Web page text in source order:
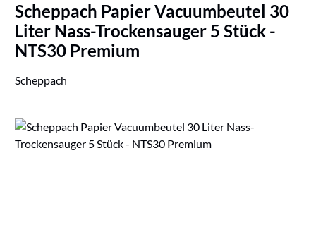
Scheppach Papier Vacuumbeutel 30
Liter Nass-Trockensauger 5 Stück -
NTS30 Premium
Scheppach
Bildergalerie überspringen